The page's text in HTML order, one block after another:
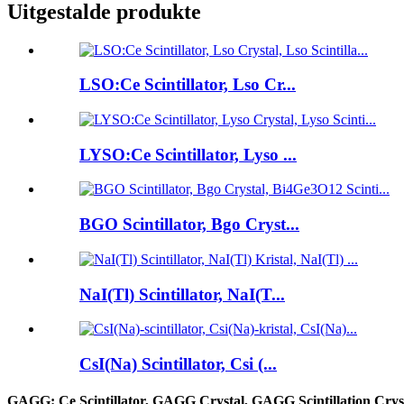
Uitgestalde produkte
LSO:Ce Scintillator, Lso Cr...
LYSO:Ce Scintillator, Lyso ...
BGO Scintillator, Bgo Cryst...
NaI(Tl) Scintillator, NaI(T...
CsI(Na) Scintillator, Csi (...